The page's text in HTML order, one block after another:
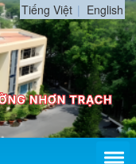
Tiếng Việt English